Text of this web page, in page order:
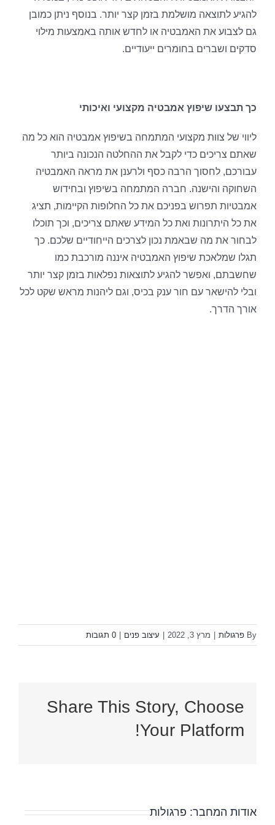
להגיע לתוצאה מושלמת בזמן קצר יותר. בנוסף ניתן כמובן
גם לצבוע את האמבטיה או לחדש אותה באמצעות מילוי
סדקים ושברים בחומרים ייעודיים.
כך תבצעו שיפוץ אמבטיה מקצועי ואיכותי
ליווי של צוות מקצועי המתמחה בשיפוץ אמבטיה הוא כל מה
שאתם צריכים כדי לקבל את ההחלטה הנכונה ביותר
עבורכם, לחסוך הרבה כסף ולרענן את מראה האמבטיה
השחוקה והישנה. חברה המתמחה בשיפוץ ובחידוש
אמבטיות תפרוש בפניכם את כל החלופות הקיימות, תציג
את כל היתרונות ואת כל המידע שאתם צריכים, וכך תוכלו
לבחור את מה שבאמת נכון לצרכים הייחודיים שלכם. כך
תגלו שמלאכת שיפוץ האמבטיה איננה מורכבת כמו
שחשבתם, ואפשר להגיע לתוצאות נפלאות בזמן קצר יותר
ובלי להישאר עם חור ענק בכיס, וגם ליהנות מראש שקט לכל
אורך הדרך.
By פרגולות מרץ 3, 2022 עיצוב פנים 0 תגובות
Share This Story, Choose
Your Platform!
אודות המחבר: פרגולות